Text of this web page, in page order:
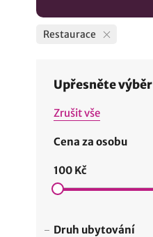
Restaurace
Upřesněte výběr
Zrušit vše
Cena za osobu
100 Kč
Druh ubytování